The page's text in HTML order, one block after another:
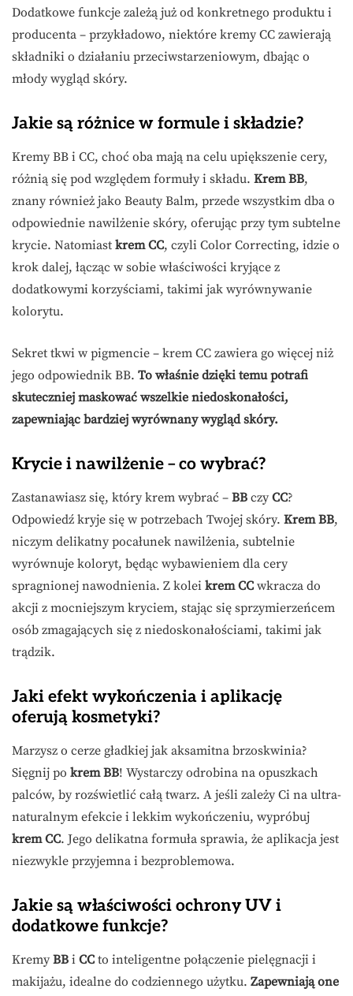
Dodatkowe funkcje zależą już od konkretnego produktu i
producenta – przykładowo, niektóre kremy CC zawierają
składniki o działaniu przeciwstarzeniowym, dbając o
młody wygląd skóry.
Jakie są różnice w formule i składzie?
Kremy BB i CC, choć oba mają na celu upiększenie cery,
różnią się pod względem formuły i składu. Krem BB,
znany również jako Beauty Balm, przede wszystkim dba o
odpowiednie nawilżenie skóry, oferując przy tym subtelne
krycie. Natomiast krem CC, czyli Color Correcting, idzie o
krok dalej, łącząc w sobie właściwości kryjące z
dodatkowymi korzyściami, takimi jak wyrównywanie
kolorytu.
Sekret tkwi w pigmencie – krem CC zawiera go więcej niż
jego odpowiednik BB. To właśnie dzięki temu potrafi
skuteczniej maskować wszelkie niedoskonałości,
zapewniając bardziej wyrównany wygląd skóry.
Krycie i nawilżenie – co wybrać?
Zastanawiasz się, który krem wybrać – BB czy CC?
Odpowiedź kryje się w potrzebach Twojej skóry. Krem BB,
niczym delikatny pocałunek nawilżenia, subtelnie
wyrównuje koloryt, będąc wybawieniem dla cery
spragnionej nawodnienia. Z kolei krem CC wkracza do
akcji z mocniejszym kryciem, stając się sprzymierzeńcem
osób zmagających się z niedoskonałościami, takimi jak
trądzik.
Jaki efekt wykończenia i aplikację
oferują kosmetyki?
Marzysz o cerze gładkiej jak aksamitna brzoskwinia?
Sięgnij po krem BB! Wystarczy odrobina na opuszkach
palców, by rozświetlić całą twarz. A jeśli zależy Ci na ultra-
naturalnym efekcie i lekkim wykończeniu, wypróbuj
krem CC. Jego delikatna formuła sprawia, że aplikacja jest
niezwykle przyjemna i bezproblemowa.
Jakie są właściwości ochrony UV i
dodatkowe funkcje?
Kremy BB i CC to inteligentne połączenie pielęgnacji i
makijażu, idealne do codziennego użytku. Zapewniają one